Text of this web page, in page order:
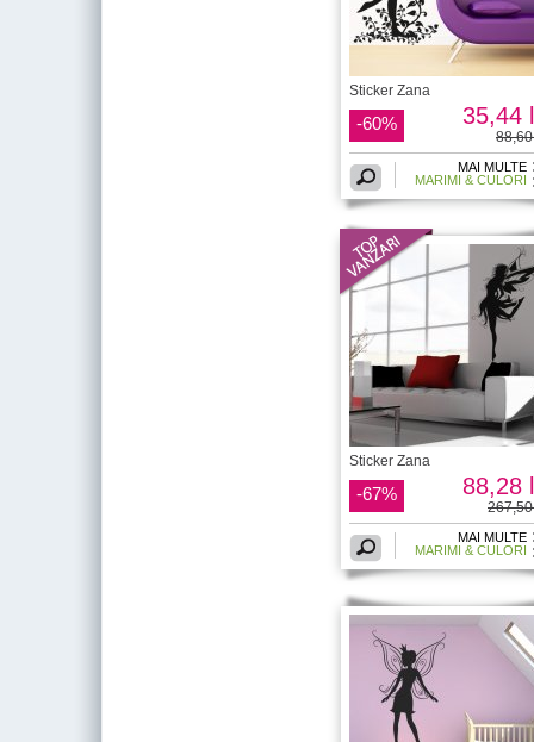
Sticker Zana
-60% 35,44
MAI MULTE
MARIMI & CULORI
Sticker Zana
-67% 88,28
MAI MULTE
MARIMI & CULORI